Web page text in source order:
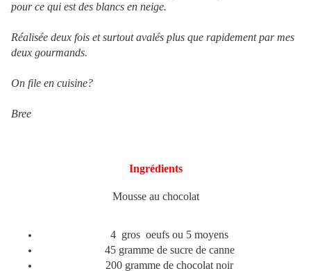
pour ce qui est des blancs en neige.
Réalisée deux fois et surtout avalés plus que rapidement par mes
deux gourmands.
On file en cuisine?
Bree
Ingrédients
Mousse au chocolat
4 gros oeufs ou 5 moyens
45 gramme de sucre de canne
200 gramme de chocolat noir